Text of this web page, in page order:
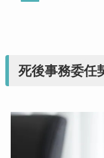
死後事務委任